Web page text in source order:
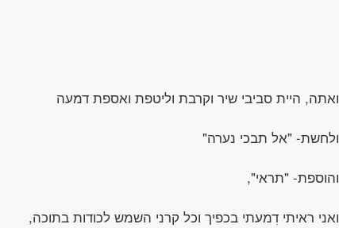
ואתה, היית סביבי שיר וקרבת וליטפת ואספת דמעה
ולחשת- "אל תבכי נערה"
והוספת- "תראי",
ואני ראיתי דִמעתי בכפיך וכל קרני השמש לכודות בתוכה,